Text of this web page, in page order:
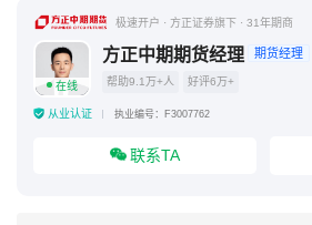
极速开户 · 方正证券旗下 · 31年期商
在线
方正中期期货经理 期货经理
帮助9.1万+人 好评6万+
从业认证 执业编号：F3007762
联系TA